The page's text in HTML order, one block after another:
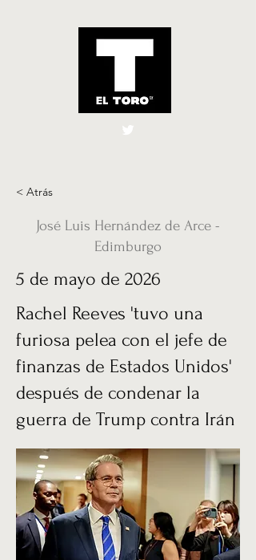
El Toro España
< Atrás
José Luis Hernández de Arce -
Edimburgo
5 de mayo de 2026
Rachel Reeves 'tuvo una
furiosa pelea con el jefe de
finanzas de Estados Unidos'
después de condenar la
guerra de Trump contra Irán